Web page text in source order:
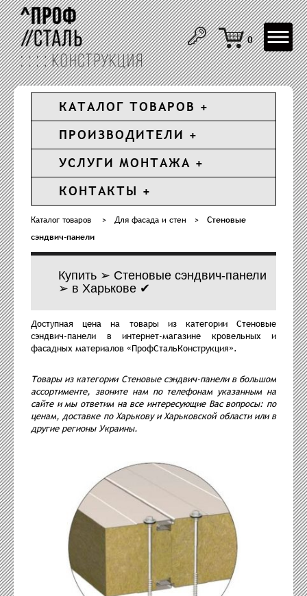
Toggle
0
КАТАЛОГ ТОВАРОВ
ПРОИЗВОДИТЕЛИ
УСЛУГИ МОНТАЖА
КОНТАКТЫ
Каталог товаров > Для фасада и стен >
Стеновые
сэндвич-панели
Купить ➢ Стеновые сэндвич-панели
➢ в Харькове ✔
Доступная цена на товары из категории Стеновые
сэндвич-панели в интернет-магазине кровельных и
фасадных материалов «ПрофСтальКонструкция».
Товары из категории Стеновые сэндвич-панели в большом
ассортименте, звоните нам по телефонам указанным на
сайте и мы ответим на все интересующие Вас вопросы: по
ценам, доставке по Харькову и Харьковской области или в
другие регионы Украины.